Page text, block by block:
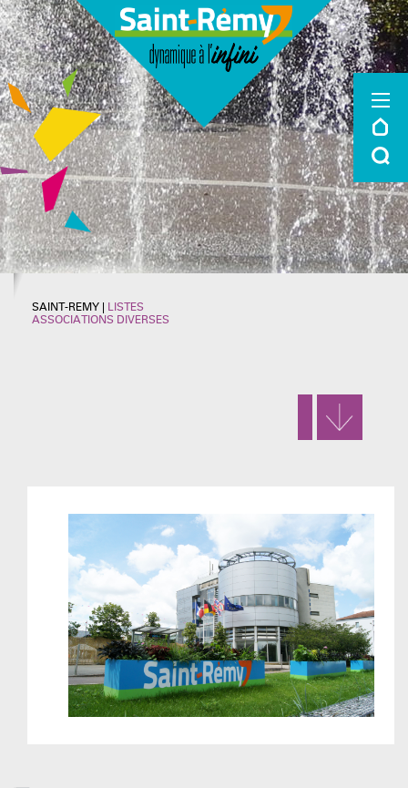
SAINT-REMY
LISTES
ASSOCIATIONS DIVERSES